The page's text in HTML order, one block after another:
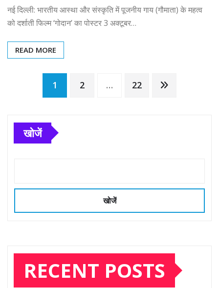
नई दिल्ली: भारतीय आस्था और संस्कृति में पूजनीय गाय (गौमाता) के महत्व
को दर्शाती फिल्म ‘गोदान’ का पोस्टर 3 अक्टूबर…
READ MORE
Posts
pagination
1 2 … 22
खोजें
खोजें
RECENT POSTS